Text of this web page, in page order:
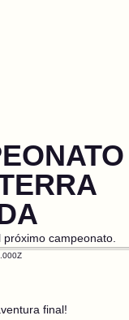
campeonato.
final!